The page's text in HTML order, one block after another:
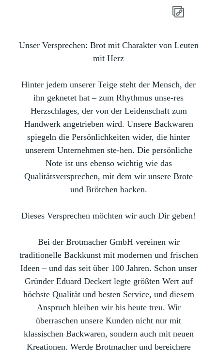
Unser Versprechen: Brot mit Charakter von Leuten
mit Herz
Hinter jedem unserer Teige steht der Mensch, der
ihn geknetet hat – zum Rhythmus unse-res
Herzschlages, der von der Leidenschaft zum
Handwerk angetrieben wird. Unsere Backwaren
spiegeln die Persönlichkeiten wider, die hinter
unserem Unternehmen ste-hen. Die persönliche
Note ist uns ebenso wichtig wie das
Qualitätsversprechen, mit dem wir unsere Brote
und Brötchen backen.
Dieses Versprechen möchten wir auch Dir geben!
Bei der Brotmacher GmbH vereinen wir
traditionelle Backkunst mit modernen und frischen
Ideen – und das seit über 100 Jahren. Schon unser
Gründer Eduard Deckert legte größten Wert auf
höchste Qualität und besten Service, und diesem
Anspruch bleiben wir bis heute treu. Wir
überraschen unsere Kunden nicht nur mit
klassischen Backwaren, sondern auch mit neuen
Kreationen. Werde Brotmacher und bereichere